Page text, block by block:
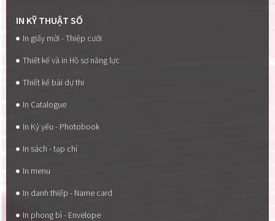
IN KỸ THUẬT SỐ
In giấy mời - Thiệp cưới
Thiết kế và in Hồ sơ năng lực
Thiết kế bài dự thi
In Catalogue
In Kỷ yếu - Photobook
In sách - tạp chí
In menu
In danh thiếp - Name card
In phong bì - Envelope